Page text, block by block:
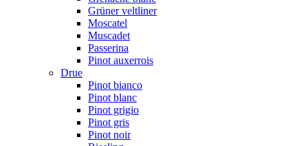
Grüner veltliner
Moscatel
Muscadet
Passerina
Pinot auxerrois
Drue
Pinot bianco
Pinot blanc
Pinot grigio
Pinot gris
Pinot noir